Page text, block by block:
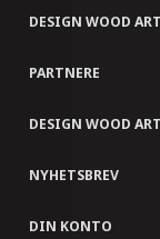
DESIGN WOOD ART
PARTNERE
DESIGN WOOD ART
NYHETSBREV
DIN KONTO